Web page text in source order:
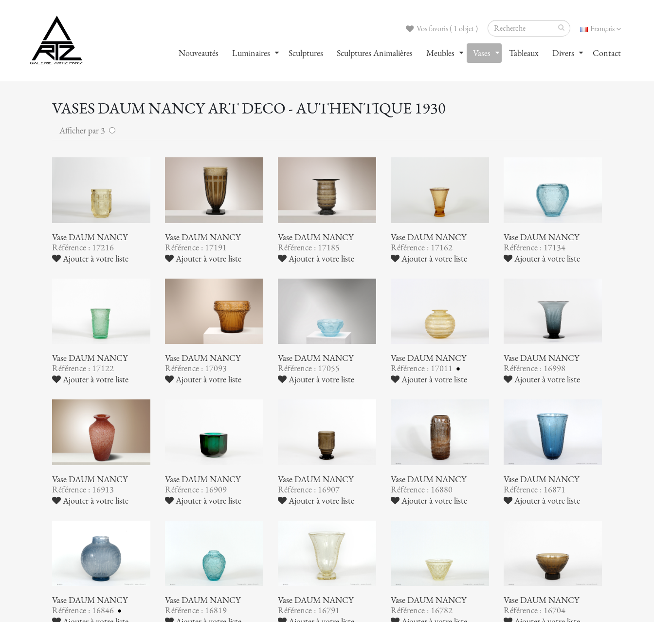
Français
Vos favoris ( 1 objet )
Nouveautés Luminaires Sculptures Sculptures Animalières Meubles Vases Tableaux Divers Contact
VASES DAUM NANCY ART DECO - AUTHENTIQUE 1930
Afficher par 3
Vase DAUM NANCY
Référence : 17216
Ajouter à votre liste
Vase DAUM NANCY
Référence : 17191
Ajouter à votre liste
Vase DAUM NANCY
Référence : 17185
Ajouter à votre liste
Vase DAUM NANCY
Référence : 17162
Ajouter à votre liste
Vase DAUM NANCY
Référence : 17134
Ajouter à votre liste
Vase DAUM NANCY
Référence : 17122
Ajouter à votre liste
Vase DAUM NANCY
Référence : 17093
Ajouter à votre liste
Vase DAUM NANCY
Référence : 17055
Ajouter à votre liste
Vase DAUM NANCY
Référence : 17011
Ajouter à votre liste
Vase DAUM NANCY
Référence : 16998
Ajouter à votre liste
Vase DAUM NANCY
Référence : 16913
Ajouter à votre liste
Vase DAUM NANCY
Référence : 16909
Ajouter à votre liste
Vase DAUM NANCY
Référence : 16907
Ajouter à votre liste
Vase DAUM NANCY
Référence : 16880
Ajouter à votre liste
Vase DAUM NANCY
Référence : 16871
Ajouter à votre liste
Vase DAUM NANCY
Référence : 16846
Vase DAUM NANCY
Référence : 16819
Vase DAUM NANCY
Référence : 16791
Vase DAUM NANCY
Référence : 16782
Vase DAUM NANCY
Référence : 16704